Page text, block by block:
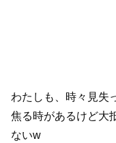
わたしも、時々見失
焦る時があるけど大
ないw